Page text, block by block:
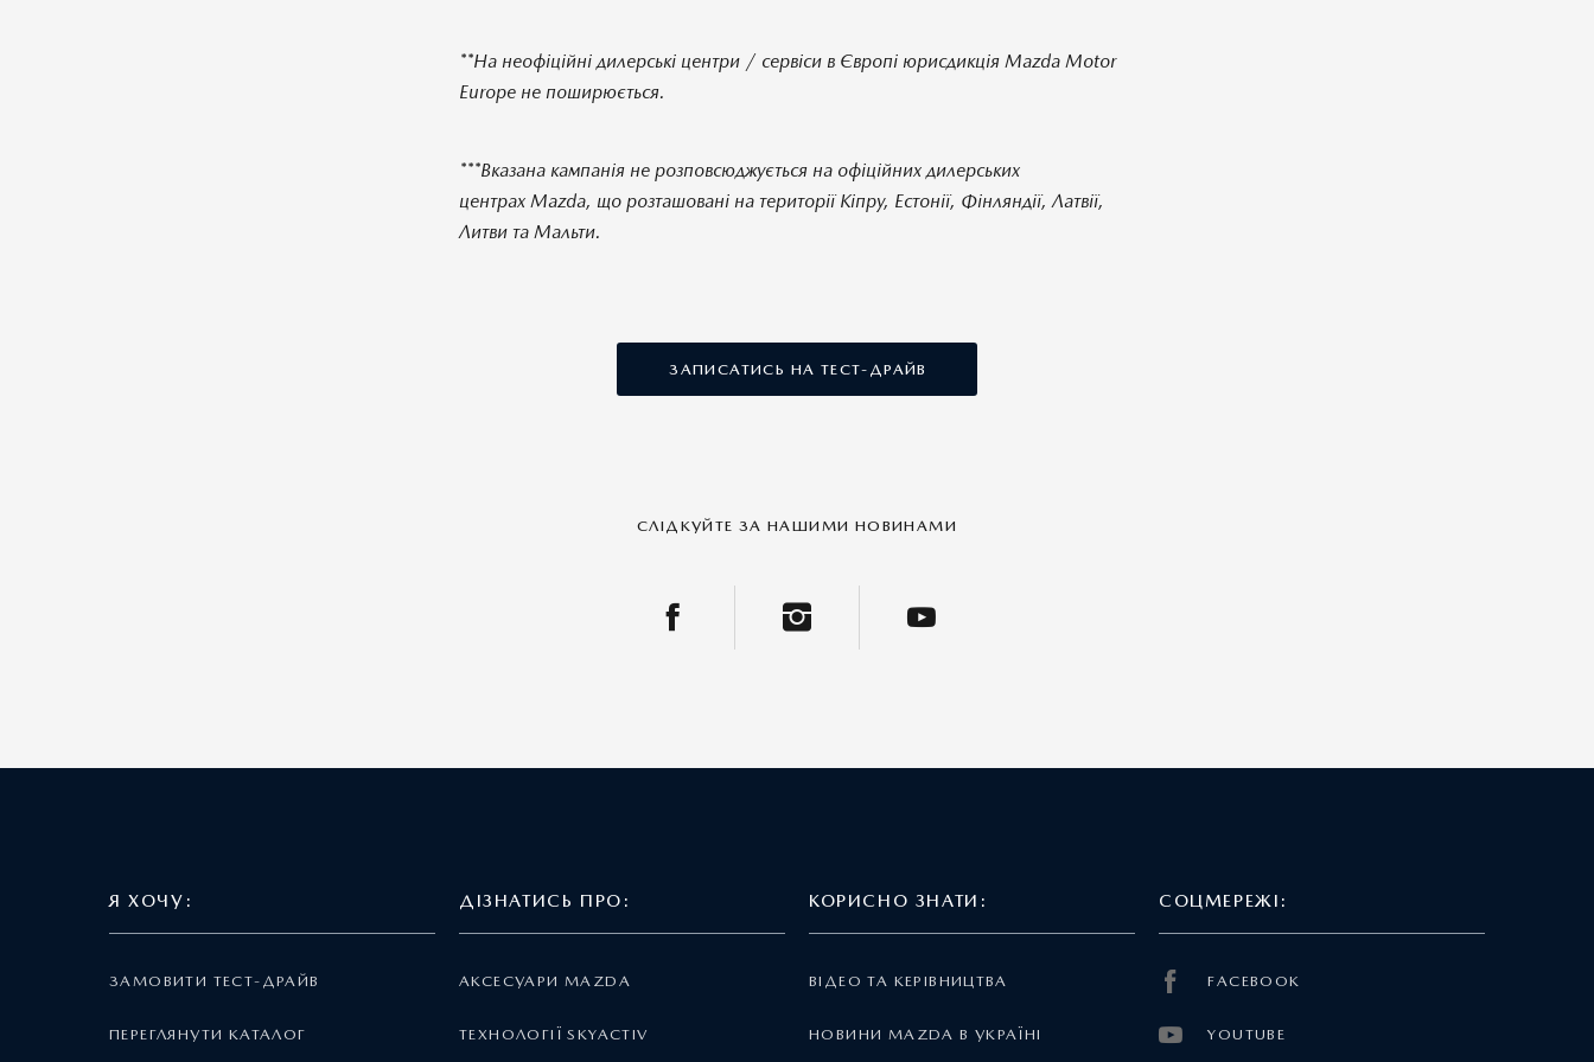
**На неофіційні дилерські центри / сервіси в Європі юрисдикція Mazda Motor
Europe не поширюється.
***Вказана кампанія не розповсюджується на офіційних дилерських
центрах Mazda, що розташовані на території Кіпру, Естонії, Фінляндії, Латвії,
Литви та Мальти.
ЗАПИСАТИСЬ НА ТЕСТ-ДРАЙВ
СЛІДКУЙТЕ ЗА НАШИМИ НОВИНАМИ
Я ХОЧУ:
ЗАМОВИТИ ТЕСТ-ДРАЙВ
ПЕРЕГЛЯНУТИ КАТАЛОГ
ДІЗНАТИСЬ ПРО:
АКСЕСУАРИ MAZDA
ТЕХНОЛОГІЇ SKYACTIV
КОРИСНО ЗНАТИ:
ВІДЕО ТА КЕРІВНИЦТВА
НОВИНИ MAZDA В УКРАЇНІ
СОЦМЕРЕЖІ:
FACEBOOK
YOUTUBE